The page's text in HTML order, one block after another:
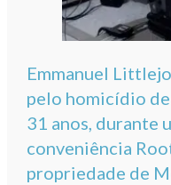
Emmanuel
pelo homicídio
31 anos, durante
conveniência
propriedade de